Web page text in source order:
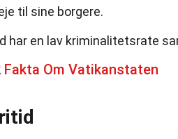
til sine borgere.
har en lav kriminalitetsrate
Fakta Om Vatikanstaten